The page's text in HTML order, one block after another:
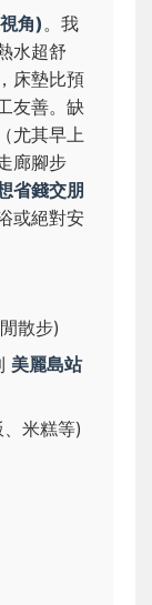
角)。我
水超舒
床墊比預
友善。缺
尤其早上
廊腳步
省錢交朋
或絕對安
散步)
美麗島站
米糕等)